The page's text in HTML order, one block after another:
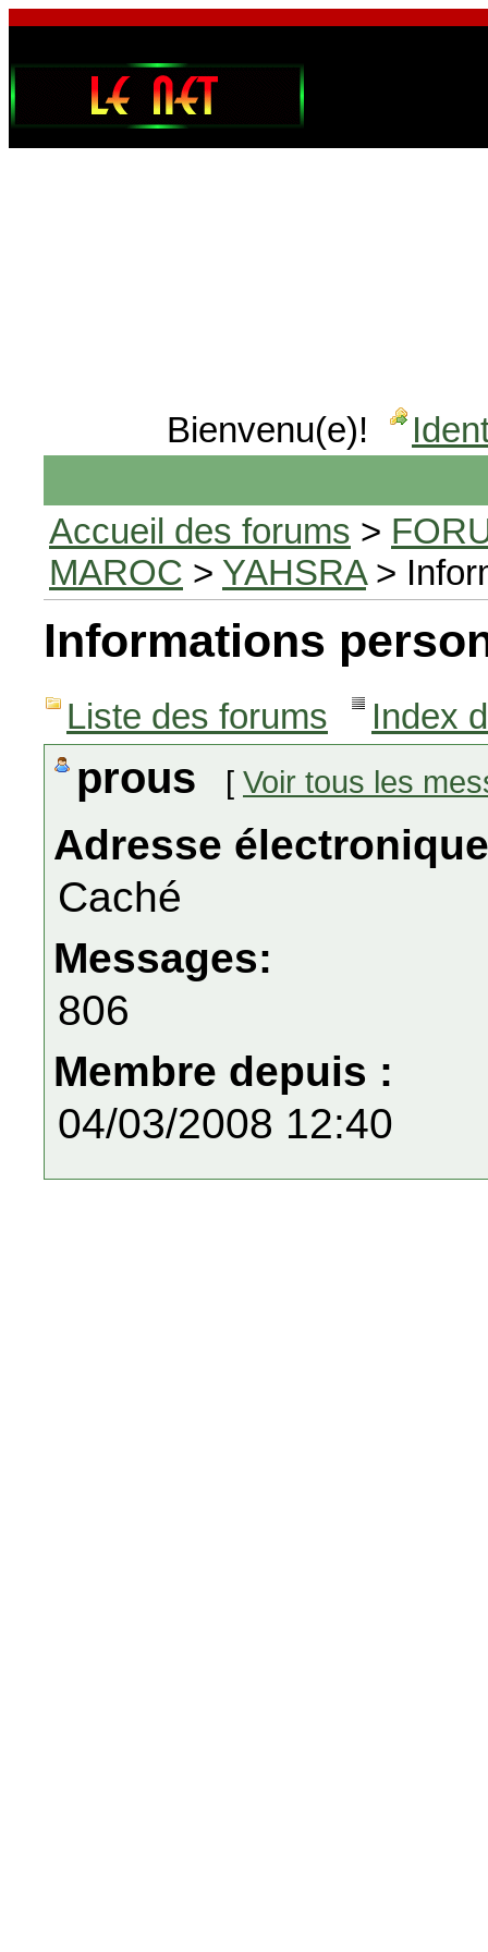
Bienvenu(e)!
Accueil des forums >
MAROC > YAHSRA>
Informations
Liste des forums Index
prous [ Voir tous les
Adresse
Caché
Messages:
806
Membre depuis :
04/03/2008 12:40